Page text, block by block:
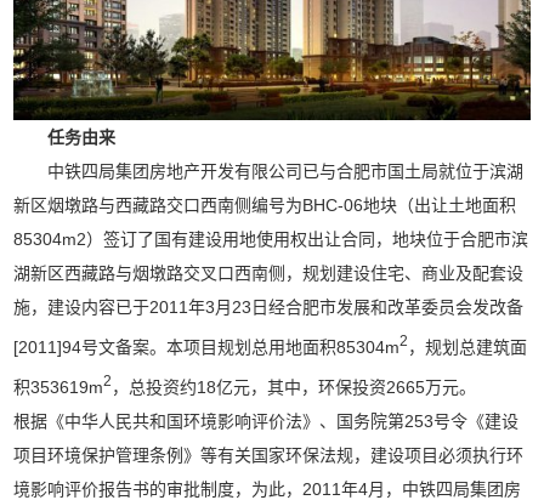
任务由来
中铁四局集团房地产开发有限公司已与合肥市国土局就位于滨湖
新区烟墩路与西藏路交口西南侧编号为BHC-06地块（出让土地面积
85304m2）签订了国有建设用地使用权出让合同，地块位于合肥市滨
湖新区西藏路与烟墩路交叉口西南侧，规划建设住宅、商业及配套设
施，建设内容已于2011年3月23日经合肥市发展和改革委员会发改备
[2011]94号文备案。本项目规划总用地面积85304m2 ，规划总建筑面
积353619m2 ，总投资约18亿元，其中，环保投资2665万元。
根据《中华人民共和国环境影响评价法》、国务院第253号令《建设
项目环境保护管理条例》等有关国家环保法规，建设项目必须执行环
境影响评价报告书的审批制度，为此，2011年4月，中铁四局集团房